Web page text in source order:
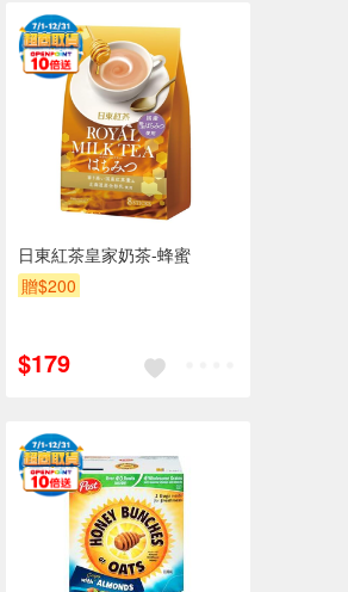
日東紅茶皇家奶茶-蜂蜜
贈$200
$179